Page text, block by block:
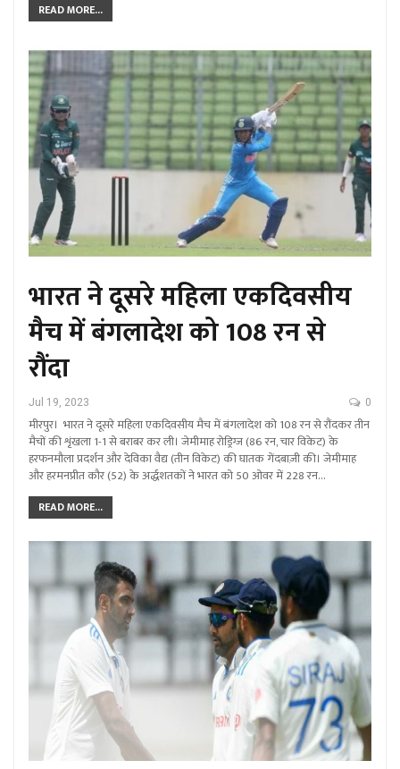
READ MORE...
भारत ने दूसरे महिला एकदिवसीय
मैच में बंगलादेश को 108 रन से
रौंदा
Jul 19, 2023 0
मीरपुर। भारत ने दूसरे महिला एकदिवसीय मैच में बंगलादेश को 108 रन से रौंदकर तीन
मैचों की शृंखला 1-1 से बराबर कर ली। जेमीमाह रोड्रिग्ज (86 रन, चार विकेट) के
हरफनमौला प्रदर्शन और देविका वैद्य (तीन विकेट) की घातक गेंदबाज़ी की। जेमीमाह
और हरमनप्रीत कौर (52) के अर्द्धशतकों ने भारत को 50 ओवर में 228 रन…
READ MORE...